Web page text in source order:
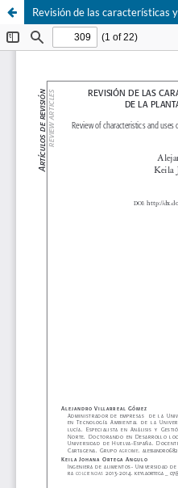
Revisión de las características